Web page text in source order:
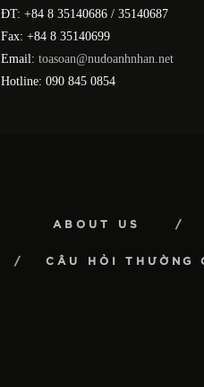
ĐT: +84 8 35140686 / 35140687
Fax: +84 8 35140699
Email: toasoan@nudoanhnhan.net
Hotline: 090 845 0854
ABOUT US
CÂU HỎI THƯỜNG